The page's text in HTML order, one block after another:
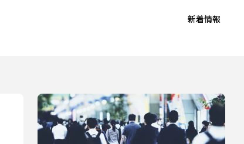
新着情報